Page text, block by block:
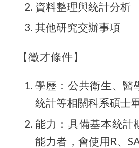
資料整理與統計分析
其他研究交辦事項
【徵才條件】
學歷：公共衛生、醫
統計等相關科系碩士
能力：具備基本統計
能力者，會使用R、